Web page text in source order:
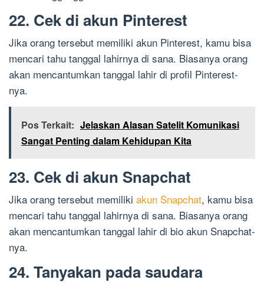
22. Cek di akun Pinterest
Jika orang tersebut memiliki akun Pinterest, kamu bisa
mencari tahu tanggal lahirnya di sana. Biasanya orang
akan mencantumkan tanggal lahir di profil Pinterest-
nya.
Pos Terkait: Jelaskan Alasan Satelit Komunikasi
Sangat Penting dalam Kehidupan Kita
23. Cek di akun Snapchat
Jika orang tersebut memiliki akun Snapchat, kamu bisa
mencari tahu tanggal lahirnya di sana. Biasanya orang
akan mencantumkan tanggal lahir di bio akun Snapchat-
nya.
24. Tanyakan pada saudara